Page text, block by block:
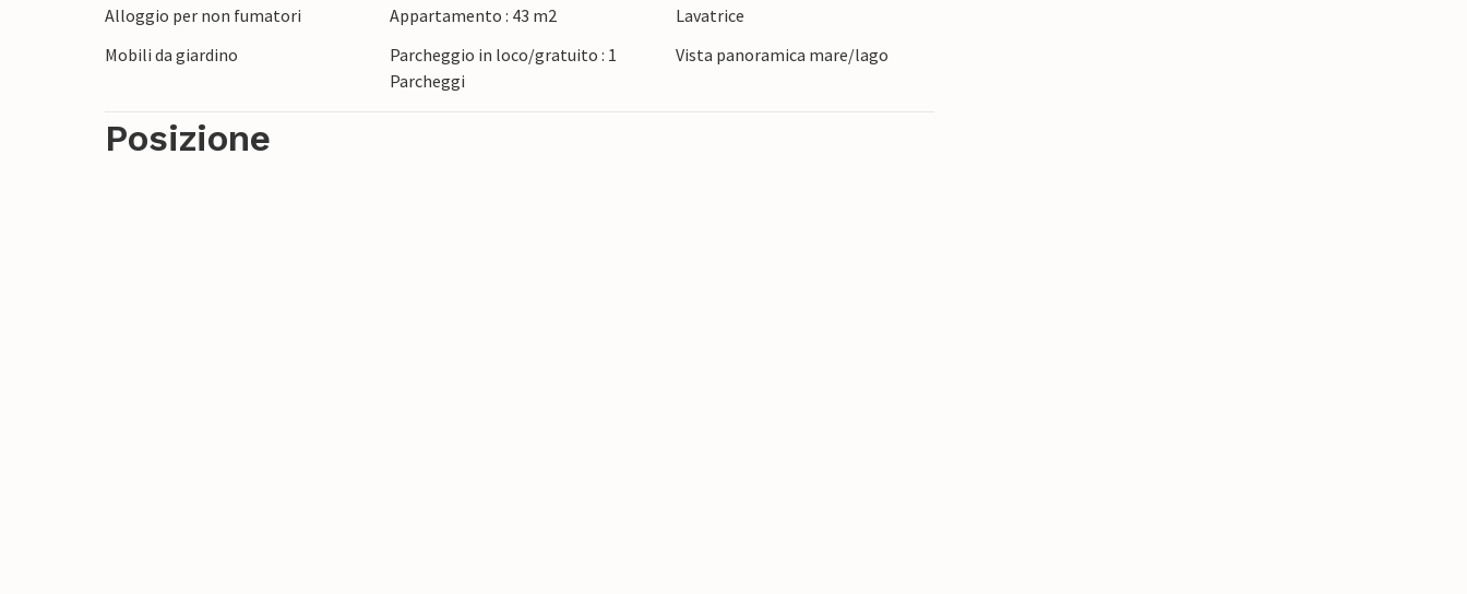
Alloggio per non fumatori Appartamento : 43 m2
Lavatrice
Mobili da giardino
Parcheggio in loco/gratuito : 1
Parcheggi
Vista panoramica mare/lago
Posizione